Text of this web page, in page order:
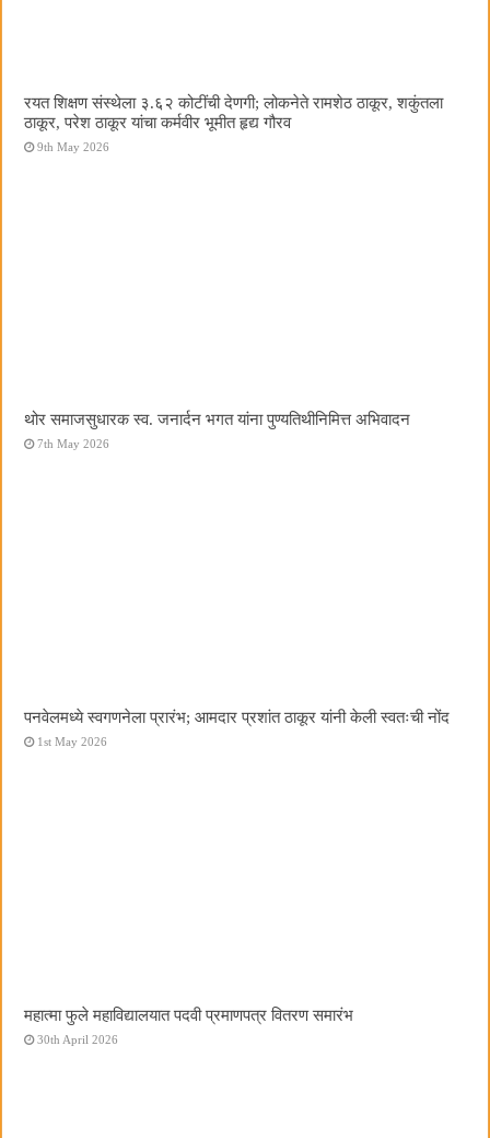
रयत शिक्षण संस्थेला ३.६२ कोटींची देणगी; लोकनेते रामशेठ ठाकूर, शकुंतला
ठाकूर, परेश ठाकूर यांचा कर्मवीर भूमीत हृद्य गौरव
9th May 2026
थोर समाजसुधारक स्व. जनार्दन भगत यांना पुण्यतिथीनिमित्त अभिवादन
7th May 2026
पनवेलमध्ये स्वगणनेला प्रारंभ; आमदार प्रशांत ठाकूर यांनी केली स्वतःची नोंद
1st May 2026
महात्मा फुले महाविद्यालयात पदवी प्रमाणपत्र वितरण समारंभ
30th April 2026